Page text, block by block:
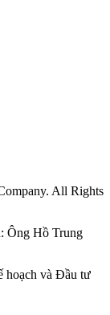
All Rights
Ông Hồ Trung
hoạch và Đầu tư